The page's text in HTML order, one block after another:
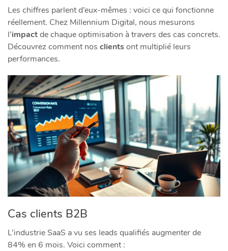
Les chiffres parlent d’eux-mêmes : voici ce qui fonctionne
réellement. Chez Millennium Digital, nous mesurons
l’impactde chaque optimisation à travers des cas concrets.
Découvrez comment nos clientsont multiplié leurs
performances.
Cas clients B2B
L’industrie SaaS a vu ses leads qualifiés augmenter de
84% en 6 mois. Voici comment :